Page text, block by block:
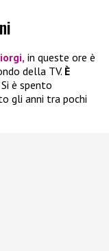
, in queste ore è
della TV. È
Si è spento
gli anni tra pochi